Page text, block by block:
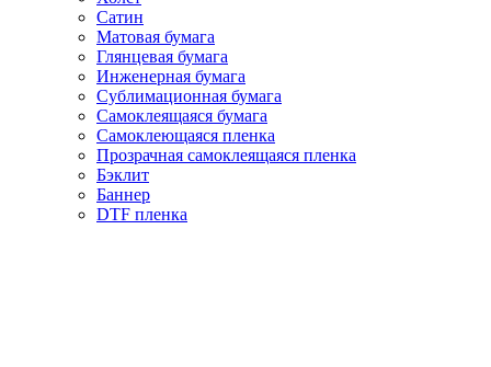
Сатин
Матовая бумага
Глянцевая бумага
Инженерная бумага
Сублимационная бумага
Самоклеящаяся бумага
Самоклеющаяся пленка
Прозрачная самоклеящаяся пленка
Бэклит
Баннер
DTF пленка